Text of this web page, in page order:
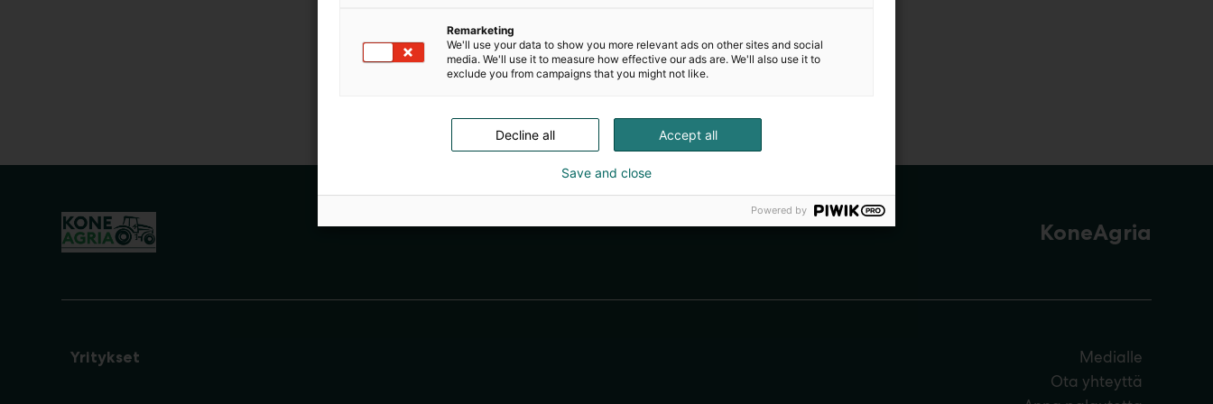
KoneAgria
Yritykset
Medialle
Ota yhteyttä
Remarketing
We'll use your data to show you more relevant ads on other sites and social
media. We'll use it to measure how effective our ads are. We'll also use it to
exclude you from campaigns that you might not like.
Accept all
Decline all
Save and close
Powered by